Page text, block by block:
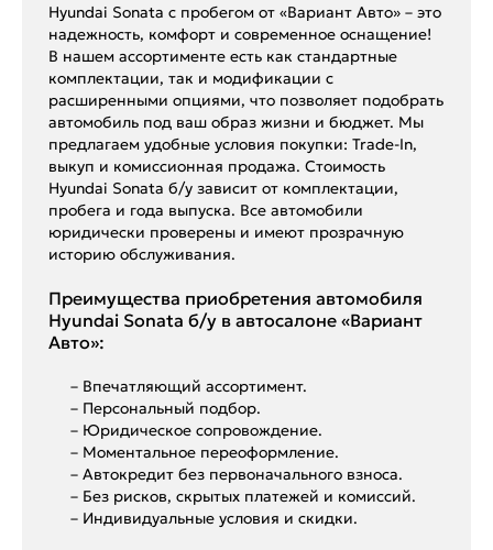
Hyundai Sonata с пробегом от «Вариант Авто» – это
надежность, комфорт и современное оснащение!
В нашем ассортименте есть как стандартные
комплектации, так и модификации с
расширенными опциями, что позволяет подобрать
автомобиль под ваш образ жизни и бюджет. Мы
предлагаем удобные условия покупки: Trade-In,
выкуп и комиссионная продажа. Стоимость
Hyundai Sonata б/у зависит от комплектации,
пробега и года выпуска. Все автомобили
юридически проверены и имеют прозрачную
историю обслуживания.
Преимущества приобретения автомобиля
Hyundai Sonata б/у в автосалоне «Вариант
Авто»:
– Впечатляющий ассортимент.
– Персональный подбор.
– Юридическое сопровождение.
– Моментальное переоформление.
– Автокредит без первоначального взноса.
– Без рисков, скрытых платежей и комиссий.
– Индивидуальные условия и скидки.